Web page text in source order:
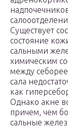
Существует
состояние
сальными
химическим
между
сала
как
Однако акне
причем, чем
сальные